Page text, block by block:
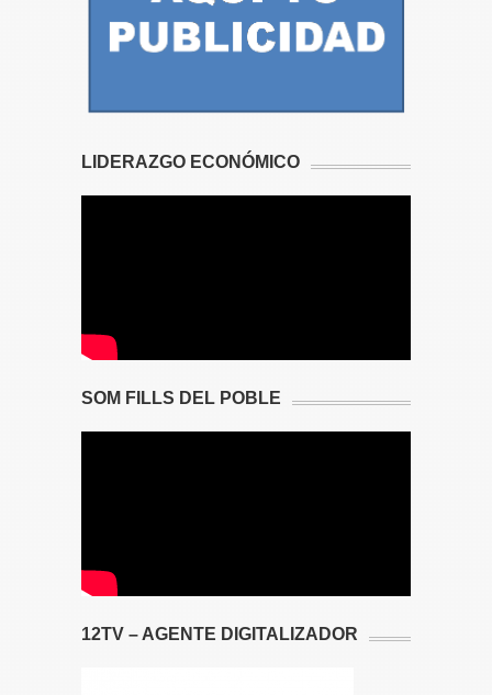
LIDERAZGO ECONÓMICO
SOM FILLS DEL POBLE
12TV – AGENTE DIGITALIZADOR